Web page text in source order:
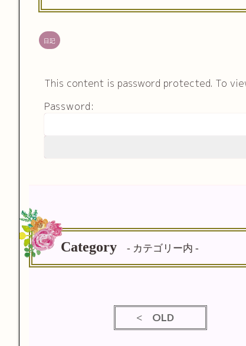
日記
This content is password protected. To
Password:
Category - カテゴリー内 -
OLD